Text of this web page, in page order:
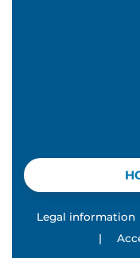
Legal information
|